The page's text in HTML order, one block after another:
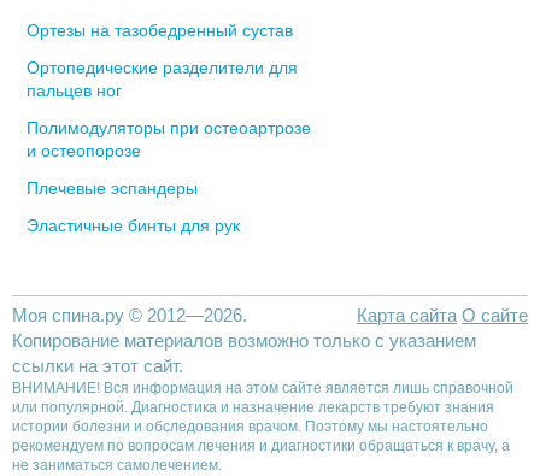
Ортезы на тазобедренный сустав
Ортопедические разделители для
пальцев ног
Полимодуляторы при остеоартрозе
и остеопорозе
Плечевые эспандеры
Эластичные бинты для рук
Карта сайта О сайте
Моя спина.ру © 2012—2026.
Копирование материалов возможно только с указанием
ссылки на этот сайт.
ВНИМАНИЕ! Вся информация на этом сайте является лишь справочной
или популярной. Диагностика и назначение лекарств требуют знания
истории болезни и обследования врачом. Поэтому мы настоятельно
рекомендуем по вопросам лечения и диагностики обращаться к врачу, а
не заниматься самолечением.